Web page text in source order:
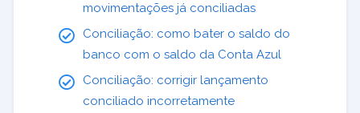
movimentações já conciliadas
Conciliação: como bater o saldo do
banco com o saldo da Conta Azul
Conciliação: corrigir lançamento
conciliado incorretamente